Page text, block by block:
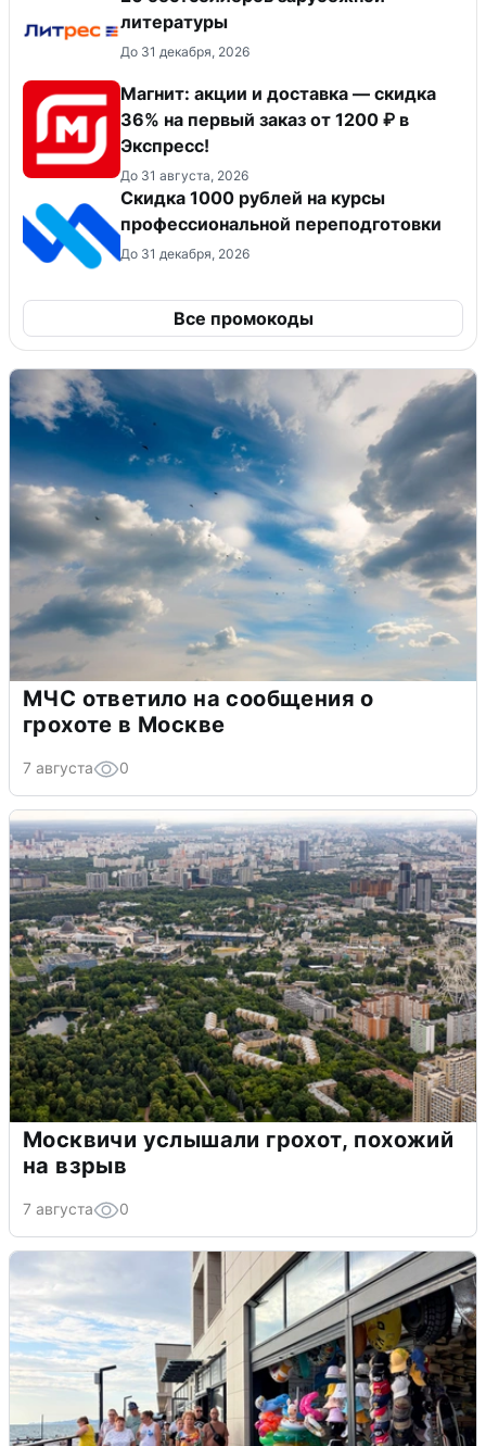
литературы
До 31 декабря, 2026
Магнит: акции и доставка — скидка
36% на первый заказ от 1200 ₽ в
Экспресс!
До 31 августа, 2026
Скидка 1000 рублей на курсы
профессиональной переподготовки
До 31 декабря, 2026
Все промокоды
МЧС ответило на сообщения о
грохоте в Москве
7 августа 0
Москвичи услышали грохот, похожий
на взрыв
7 августа 0